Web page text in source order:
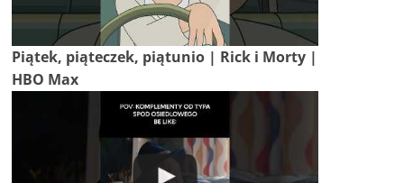
Piątek, piąteczek, piątunio | Rick i Morty |
HBO Max